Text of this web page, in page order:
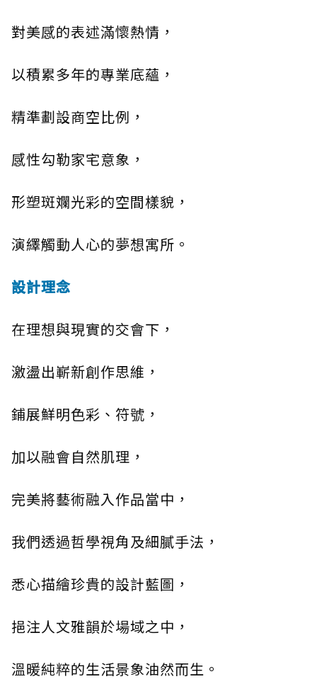
對美感的表述滿懷熱情，
以積累多年的專業底蘊，
精準劃設商空比例，
感性勾勒家宅意象，
形塑斑斕光彩的空間樣貌，
演繹觸動人心的夢想寓所。
設計理念
在理想與現實的交會下，
激盪出嶄新創作思維，
鋪展鮮明色彩、符號，
加以融會自然肌理，
完美將藝術融入作品當中，
我們透過哲學視角及細膩手法，
悉心描繪珍貴的設計藍圖，
挹注人文雅韻於場域之中，
溫暖純粹的生活景象油然而生。